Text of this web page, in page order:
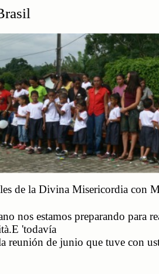
de la Divina Misericordia con
nos estamos preparando para
'todavía
reunión de junio que tuve con